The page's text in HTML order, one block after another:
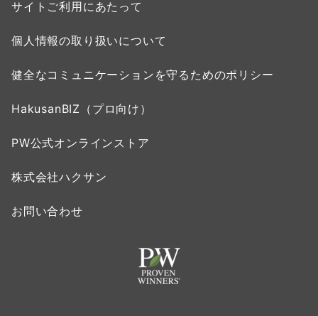
サイトご利用にあたって
個人情報の取り扱いについて
健全なコミュニケーションを守るためのポリシー
HakusanBIZ（プロ向け）
PW公式オンラインストア
株式会社ハクサン
お問い合わせ